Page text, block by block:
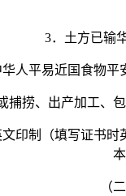
3．土方已输华
平易近国食物平安
、出产加工、包
制（填写证书时
（二）